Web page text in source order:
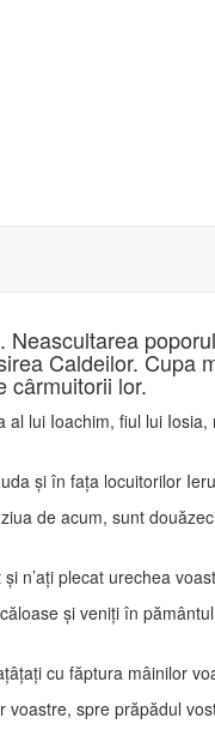
Caldeilor. Cupa
cârmuitorii lor.
lui Ioachim, fiul lui
şi în faţa locuitorilor
de acum, sunt
n’aţi plecat urechea
şi veniţi în
cu făptura mâinilor
voastre, spre prăpădul